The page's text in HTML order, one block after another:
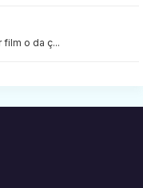
film o da ç...